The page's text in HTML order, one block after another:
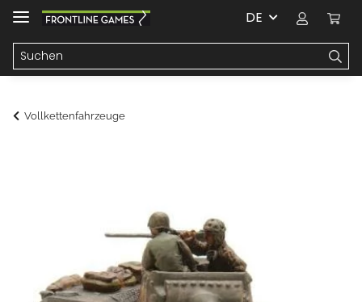
DE
Vollkettenfahrzeuge